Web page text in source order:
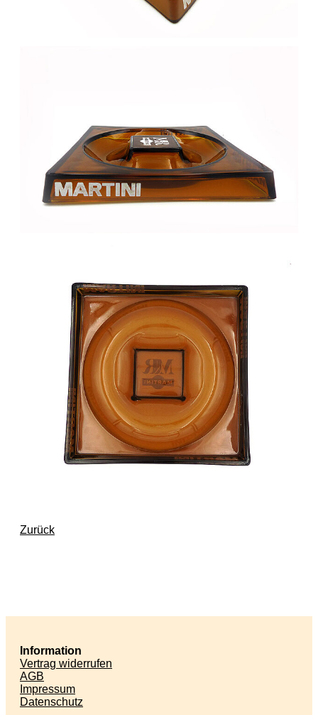
Zurück
Information
Vertrag widerrufen
AGB
Impressum
Datenschutz